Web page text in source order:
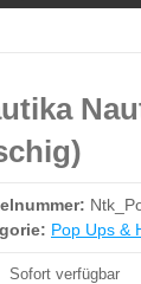
Pop Ups &
Sofort verfügbar